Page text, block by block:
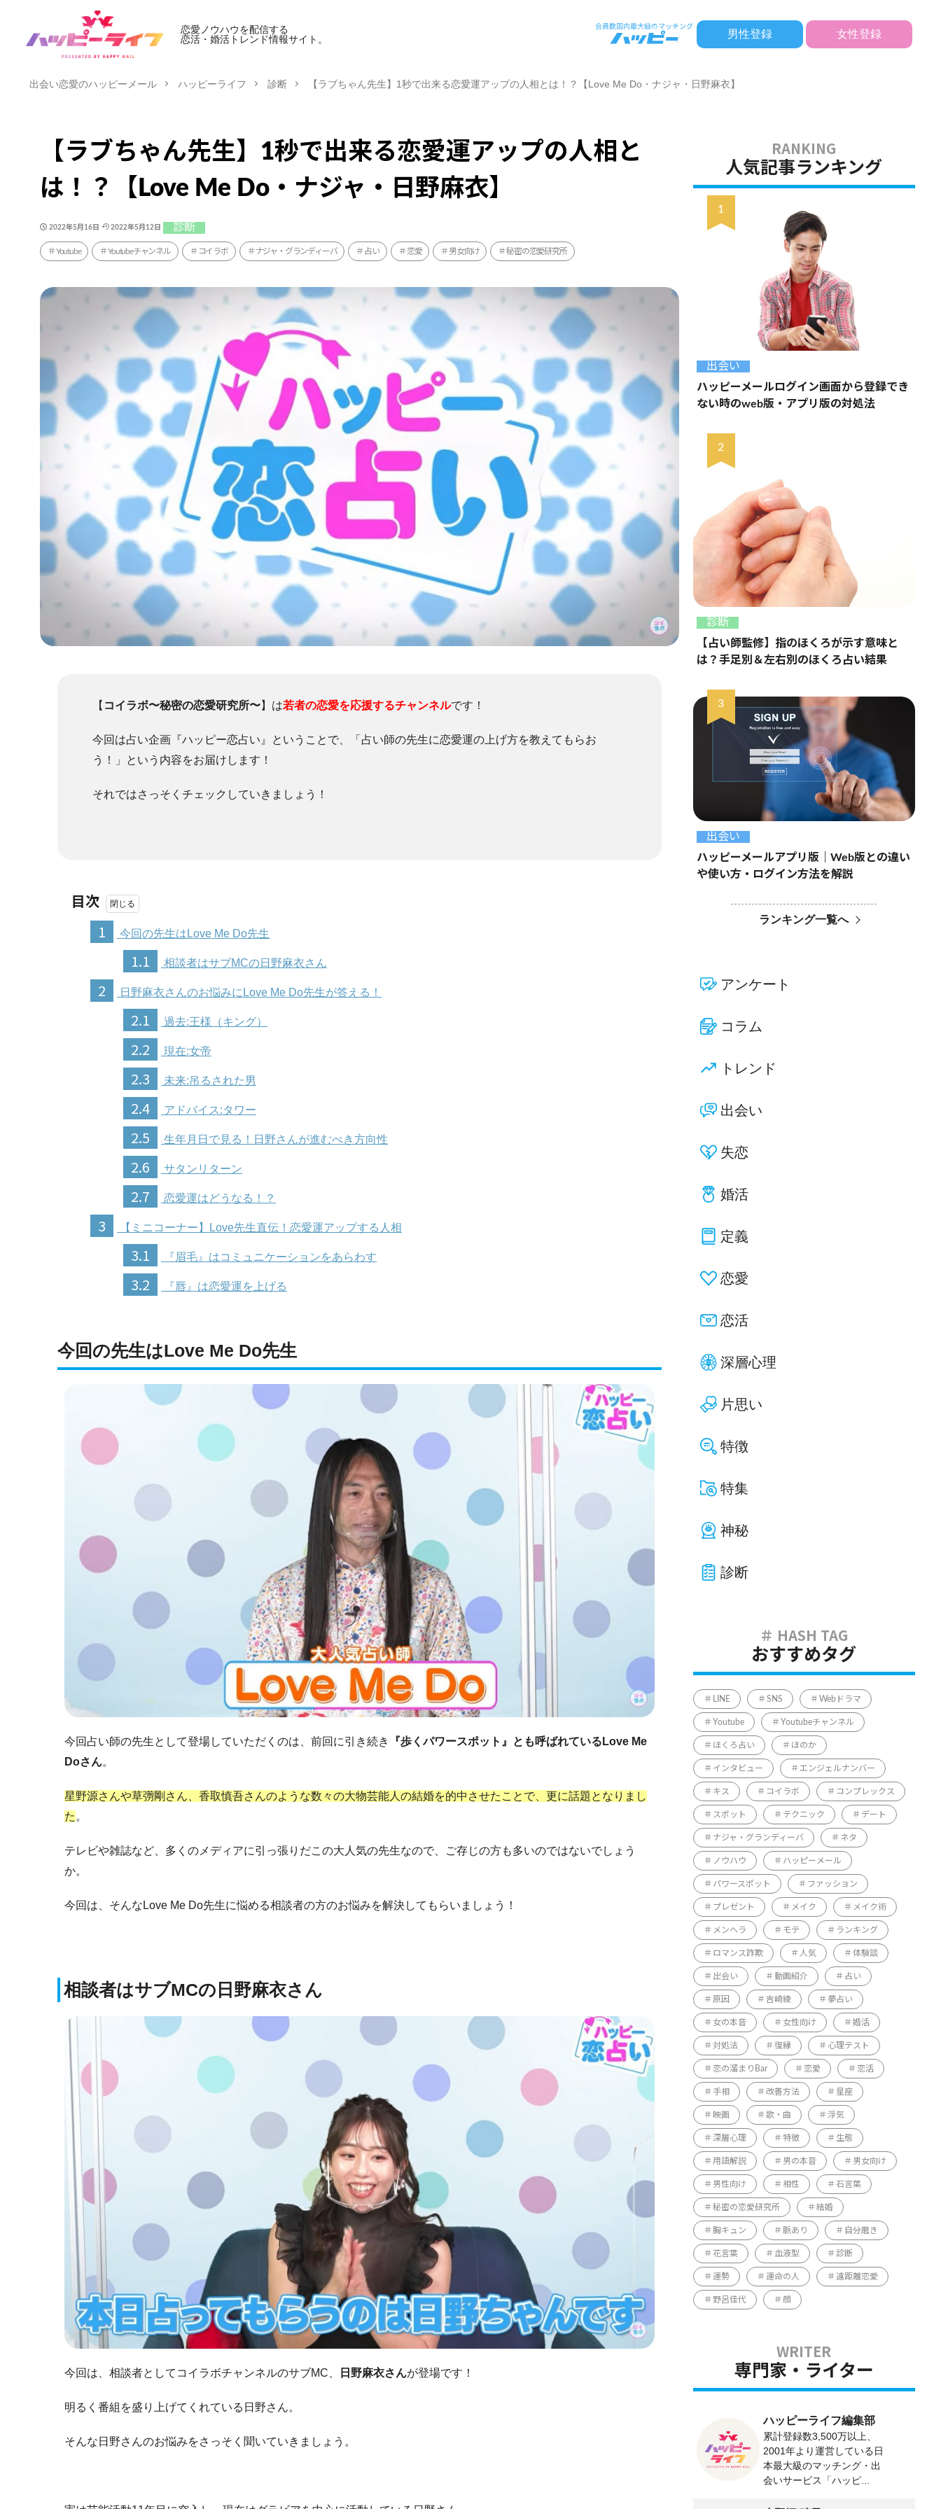
恋愛ノウハウを配信する
恋活・婚活トレンド情報サイト。
男性登録 女性登録
出会い恋愛のハッピーメール ハッピーライフ 診断 【ラブちゃん先生】1秒で出来る恋愛運アップの人相とは！？【Love Me Do・ナジャ・日野麻衣】
【ラブちゃん先生】1秒で出来る恋愛運アップの人相と
は！？【Love Me Do・ナジャ・日野麻衣】
2022年5月16日 2022年5月12日 診断
Youtube Youtubeチャンネル コイラボ ナジャ・グランディーバ 占い 恋愛 男女向け 秘密の恋愛研究所
【 コイラボ〜秘密の恋愛研究所〜】は若者の恋愛を応援するチャンネルです！
今回は占い企画『ハッピー恋占い』ということで、「占い師の先生に恋愛運の上げ方を教えてもらお
う！」という内容をお届けします！
それではさっそくチェックしていきましょう！
目次
1
今回の先生はLove Me Do先生
1.1 相談者はサブMCの日野麻衣さん
2 日野麻衣さんのお悩みにLove Me Do先生が答える！
2.1 過去:王様（キング）
2.2 現在:女帝
2.3 未来:吊るされた男
2.4 アドバイス:タワー
2.5 生年月日で見る！日野さんが進むべき方向性
2.6 サタンリターン
2.7 恋愛運はどうなる！？
3 【ミニコーナー】Love先生直伝！恋愛運アップする人相
3.1 『眉毛』はコミュニケーションをあらわす
3.2 『唇』は恋愛運を上げる
今回の先生はLove Me Do先生
今回占い師の先生として登場していただくのは、前回に引き続き
『歩くパワースポット』とも呼ばれているLove Me
Doさん。
星野源さんや草彅剛さん、香取慎吾さんのような数々の大物芸能人の結婚を的中させたことで、更に話題となりまし
た 。
テレビや雑誌など、多くのメディアに引っ張りだこの大人気の先生なので、ご存じの方も多いのではないでしょう
か。
今回は、そんなLove Me Do先生に悩める相談者の方のお悩みを解決してもらいましょう！
相談者はサブMCの日野麻衣さん
今回は、相談者としてコイラボチャンネルのサブMC、 日野麻衣さんが登場です！
明るく番組を盛り上げてくれている日野さん。
そんな日野さんのお悩みをさっそく聞いていきましょう。
人気記事ランキング
出会い
ハッピーメールログイン画面から登録でき
ない時のweb版・アプリ版の対処法
診断
【占い師監修】指のほくろが示す意味と
は？手足別＆左右別のほくろ占い結果
出会い
ハッピーメールアプリ版｜Web版との違い
や使い方・ログイン方法を解説
ランキング一覧へ
アンケート
コラム
トレンド
出会い
失恋
婚活
定義
恋愛
恋活
深層心理
片思い
特徴
特集
神秘
診断
おすすめタグ
LINE SNS Webドラマ
Youtube Youtubeチャンネル
ほくろ占い ほのか
インタビュー エンジェルナンバー
キス コイラボ コンプレックス
スポット テクニック デート
ナジャ・グランディーバ ネタ
ノウハウ ハッピーメール
パワースポット ファッション
プレゼント メイク メイク術
メンヘラ モテ ランキング
ロマンス詐欺 人気 体験談
出会い 動画紹介 占い
原因 吉崎綾 夢占い
女の本音 女性向け 婚活
対処法 復縁 心理テスト
恋の溜まりBar 恋愛 恋活
手相 改善方法 星座
映画 歌・曲 浮気
深層心理 特徴 生態
用語解説 男の本音 男女向け
男性向け 相性 石言葉
秘密の恋愛研究所 結婚
胸キュン 脈あり 自分磨き
花言葉 血液型 診断
運勢 運命の人 遠距離恋愛
野呂佳代 顔
専門家・ライター
ハッピーライフ編集部
累計登録数3,500万以上、
2001年より運営している日
本最大級のマッチング・出
会いサービス「ハッピ...